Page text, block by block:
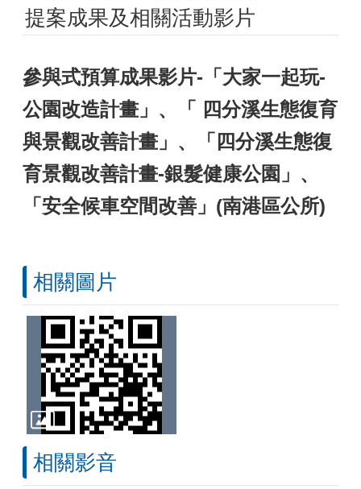
提案成果及相關活動影片
參與式預算成果影片-「大家一起玩-
公園改造計畫」、「 四分溪生態復育
與景觀改善計畫」、「四分溪生態復
育景觀改善計畫-銀髮健康公園」、
「安全候車空間改善」(南港區公所)
相關圖片
相關影音